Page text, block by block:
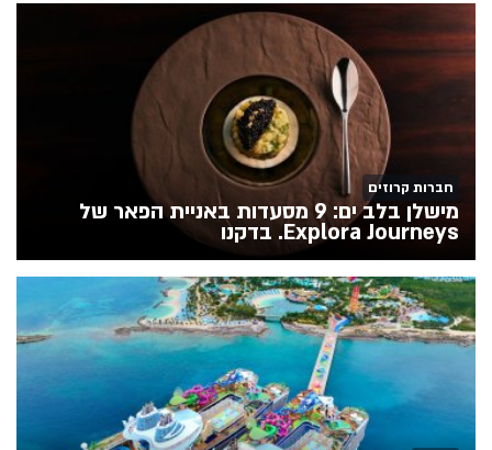
חברות קרוזים
מישלן בלב ים: 9 מסעדות באניית הפאר של
Explora Journeys. בדקנו